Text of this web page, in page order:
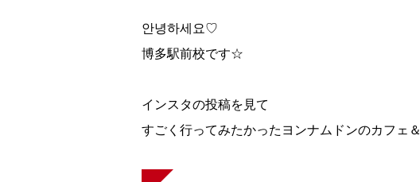
안녕하세요♡
博多駅前校です☆
インスタの投稿を見て
すごく行ってみたかったヨンナムドンのカフェ